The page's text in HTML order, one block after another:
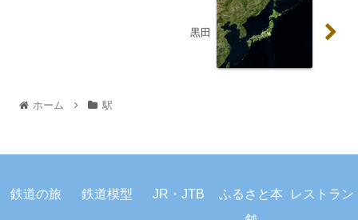
黒田
ホーム 駅
プライバシーポリシー お問い合わせ
鉄道の旅 鉄道模型 JR・JTB
ふるさと本
レストラン